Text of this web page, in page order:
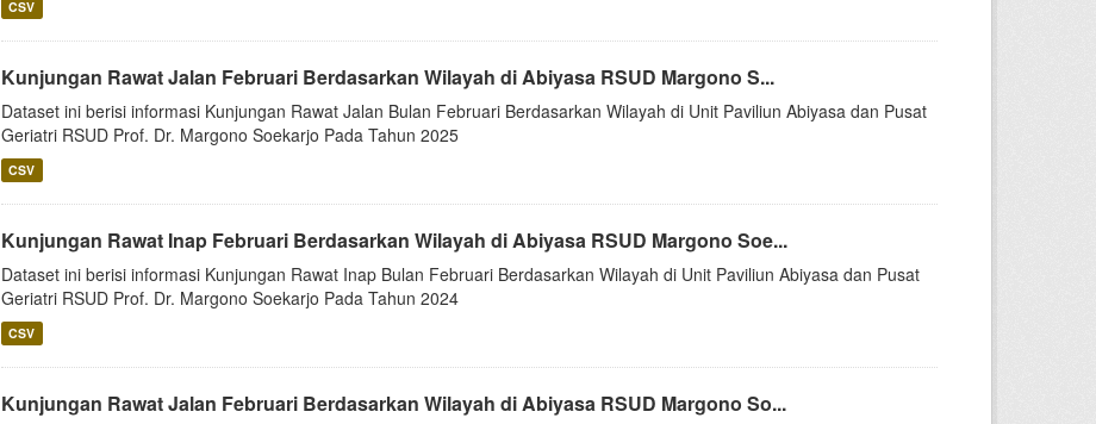
CSV
Kunjungan Rawat Jalan Februari Berdasarkan Wilayah di Abiyasa RSUD Margono S...
Dataset ini berisi informasi Kunjungan Rawat Jalan Bulan Februari Berdasarkan Wilayah di Unit Paviliun Abiyasa dan Pusat
Geriatri RSUD Prof. Dr. Margono Soekarjo Pada Tahun 2025
CSV
Kunjungan Rawat Inap Februari Berdasarkan Wilayah di Abiyasa RSUD Margono Soe...
Dataset ini berisi informasi Kunjungan Rawat Inap Bulan Februari Berdasarkan Wilayah di Unit Paviliun Abiyasa dan Pusat
Geriatri RSUD Prof. Dr. Margono Soekarjo Pada Tahun 2024
CSV
Kunjungan Rawat Jalan Februari Berdasarkan Wilayah di Abiyasa RSUD Margono So...